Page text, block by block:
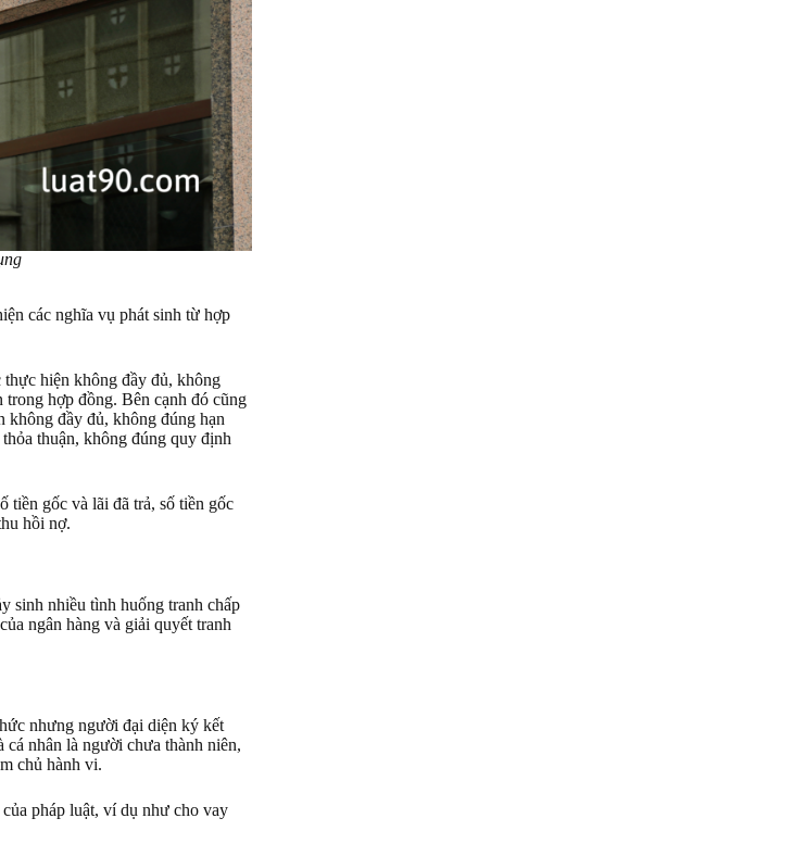
các nghĩa vụ phát sinh từ hợp
hiện không đầy đủ, không
hợp đồng. Bên cạnh đó cũng
không đầy đủ, không đúng hạn
thuận, không đúng quy định
tiền gốc và lãi đã trả, số tiền gốc
hồi nợ.
sinh nhiều tình huống tranh chấp
ngân hàng và giải quyết tranh
nhưng người đại diện ký kết
nhân là người chưa thành niên,
chủ hành vi.
pháp luật, ví dụ như cho vay